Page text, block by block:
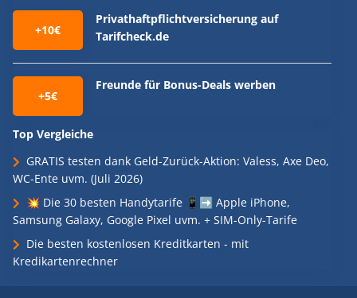
+10€
Privathaftpflichtversicherung auf
Tarifcheck.de
+5€
Freunde für Bonus-Deals werben
Top Vergleiche
GRATIS testen dank Geld-Zurück-Aktion: Valess, Axe Deo,
WC-Ente uvm. (Juli 2026)
💥 Die 30 besten Handytarife 📱➡️ Apple iPhone,
Samsung Galaxy, Google Pixel uvm. + SIM-Only-Tarife
Die besten kostenlosen Kreditkarten - mit
Kredikartenrechner